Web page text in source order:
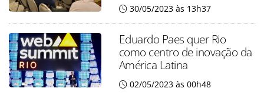
30/05/2023 às 13h37
Eduardo Paes quer Rio
como centro de inovação da
América Latina
02/05/2023 às 00h48